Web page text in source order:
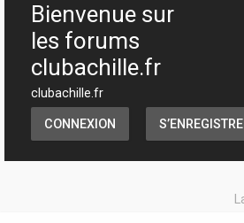
Bienvenue sur
les forums
clubachille.fr
clubachille.fr
CONNEXION